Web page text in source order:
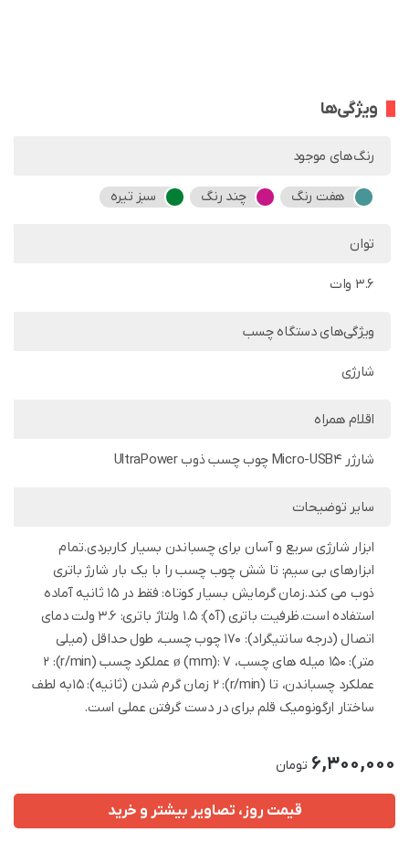
ویژگی‌ها
رنگ‌های موجود
هفت رنگ چند رنگ سبز تیره
توان
3.6 وات
ویژگی‌های دستگاه چسب
شارژی
اقلام همراه
شارژر Micro-USB4 چوب چسب ذوب UltraPower
سایر توضیحات
ابزار شارژی سریع و آسان برای چسباندن بسیار کاربردی.تمام
ابزارهای بی سیم: تا شش چوب چسب را با یک بار شارژ باتری
ذوب می کند.زمان گرمایش بسیار کوتاه: فقط در 15 ثانیه آماده
استفاده است.ظرفیت باتری (آه): 1.5 ولتاژ باتری: 3.6 ولت دمای
اتصال (درجه سانتیگراد): 170 چوب چسب، طول حداقل (میلی
متر): 150 میله های چسب، ø (mm): 7 عملکرد چسب (r/min): 2
عملکرد چسباندن، تا (r/min): 2 زمان گرم شدن (ثانیه): 15به لطف
ساختار ارگونومیک قلم برای در دست گرفتن عملی است.
6,300,000 تومان
قیمت روز، تصاویر بیشتر و خرید